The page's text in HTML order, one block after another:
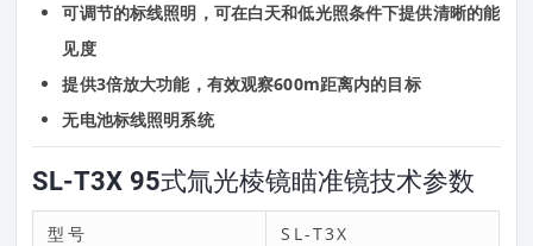
可调节的标线照明，可在白天和低光照条件下提供清晰的能
见度
提供3倍放大功能，有效观察600m距离内的目标
无电池标线照明系统
SL-T3X 95式氚光棱镜瞄准镜技术参数
型号 SL-T3X